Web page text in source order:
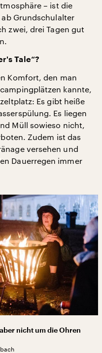
– ist die
ab Grundschulalter
zwei, drei Tagen gut
Tale“?
Komfort, den man
kannte,
Es gibt heiße
Es liegen
Müll sowieso nicht,
Zudem ist das
versehen und
Dauerregen immer
nicht um die Ohren